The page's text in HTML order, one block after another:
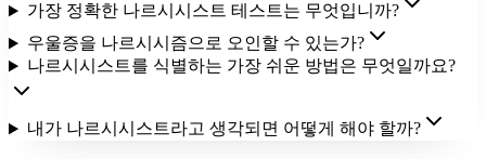
가장 정확한 나르시시스트 테스트는 무엇입니까?
우울증을 나르시시즘으로 오인할 수 있는가?
나르시시스트를 식별하는 가장 쉬운 방법은 무엇일까요?
내가 나르시시스트라고 생각되면 어떻게 해야 할까?